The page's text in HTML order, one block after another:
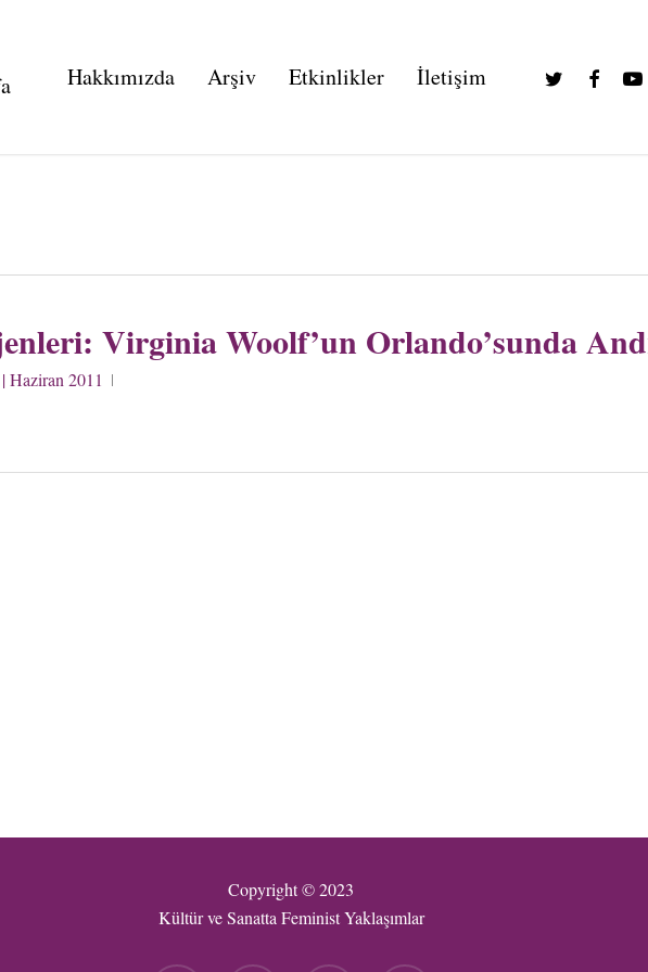
Hakkımızda Arşiv Etkinlikler İletişim TwitterFacebook
Virginia Woolf’un Orlando’sunda
Haziran 2011
Copyright © 2023
Kültür ve Sanatta Feminist Yaklaşımlar